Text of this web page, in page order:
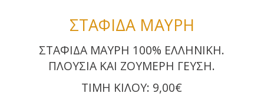
ΣΤΑΦΙΔΑ ΜΑΥΡΗ
ΣΤΑΦΙΔΑ ΜΑΥΡΗ 100% ΕΛΛΗΝΙΚΗ.
ΠΛΟΥΣΙΑ ΚΑΙ ΖΟΥΜΕΡΗ ΓΕΥΣΗ.
ΤΙΜΗ ΚΙΛΟΥ: 9,00€